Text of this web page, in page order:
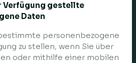
Verfügung gestellte
Daten
personenbezogene
zu stellen, wenn Sie über
oder mithilfe einer mobilen